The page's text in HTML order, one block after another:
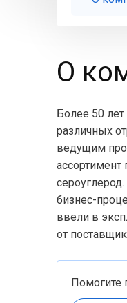
О
Более 50
различных
ведущим
бизнес-
ввели в
от
Помогите